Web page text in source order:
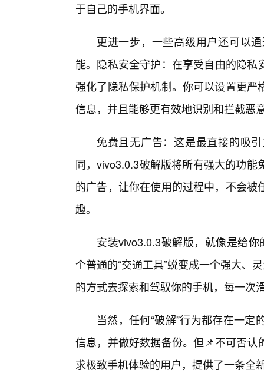
于自己的手机界面。
更进一步，一些高级用户还可以
能。隐私安全守护：在享受自由的隐
强化了隐私保护机制。你可以设置更
信息，并且能够更有效地识别和拦截恶
免费且无广告：这是最直接的吸
同，vivo3.0.3破解版将所有强大的功
的广告，让你在使用的过程中，不会
趣。
安装vivo3.0.3破解版，就像是给
个普通的“交通工具”蜕变成一个强大、
的方式去探索和驾驭你的手机，每一次
当然，任何“破解”行为都存在一
信息，并做好数据备份。但📌不可否
求极致手机体验的用户，提供了一条全